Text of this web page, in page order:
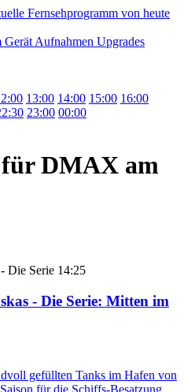
Gerät Aufnahmen Upgrades
13:00 14:00 15:00 16:00
23:00 00:00
DMAX am
14:25
- Die Serie: Mitten im
gefüllten Tanks im Hafen von